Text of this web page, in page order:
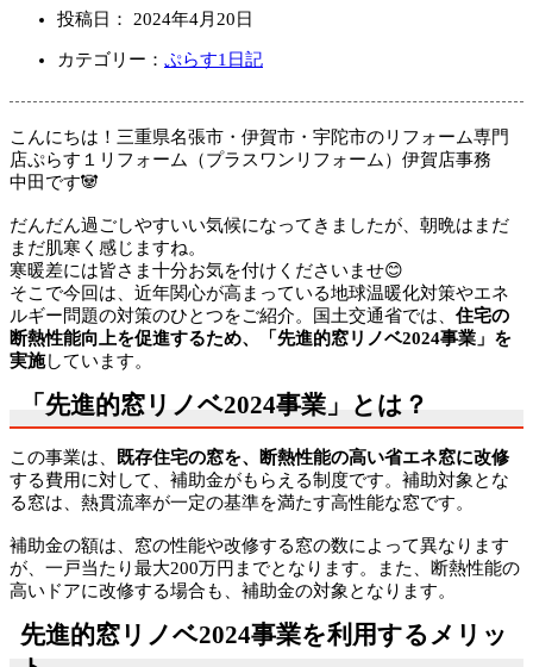
投稿日： 2024年4月20日
カテゴリー： ぷらす1日記
こんにちは！三重県名張市・伊賀市・宇陀市のリフォーム専門
店ぷらす１リフォーム（プラスワンリフォーム）伊賀店事務
中田です🐼
だんだん過ごしやすいい気候になってきましたが、朝晩はまだ
まだ肌寒く感じますね。
寒暖差には皆さま十分お気を付けくださいませ😊
そこで今回は、近年関心が高まっている地球温暖化対策やエネ
ルギー問題の対策のひとつをご紹介。国土交通省では、 住宅の
断熱性能向上を促進するため、「先進的窓リノベ2024事業」を
実施しています。
「先進的窓リノベ2024事業」とは？
この事業は、
既存住宅の窓を、断熱性能の高い省エネ窓に改修
する費用に対して、補助金がもらえる制度です。補助対象とな
る窓は、熱貫流率が一定の基準を満たす高性能な窓です。
補助金の額は、窓の性能や改修する窓の数によって異なります
が、一戸当たり最大200万円までとなります。また、断熱性能の
高いドアに改修する場合も、補助金の対象となります。
先進的窓リノベ2024事業を利用するメリッ